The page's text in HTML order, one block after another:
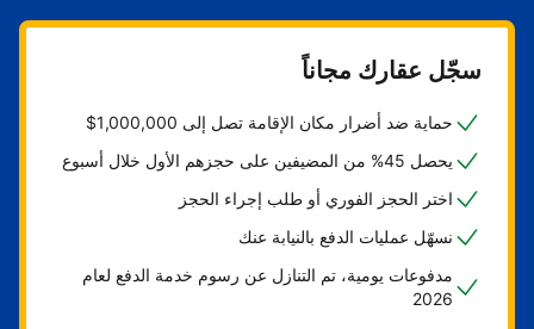
سجّل عقارك مجاناً
حماية ضد أضرار مكان الإقامة تصل إلى 1,000,000$
يحصل 45% من المضيفين على حجزهم الأول خلال أسبوع
اختر الحجز الفوري أو طلب إجراء الحجز
نسهّل عمليات الدفع بالنيابة عنك
مدفوعات يومية، تم التنازل عن رسوم خدمة الدفع لعام
2026